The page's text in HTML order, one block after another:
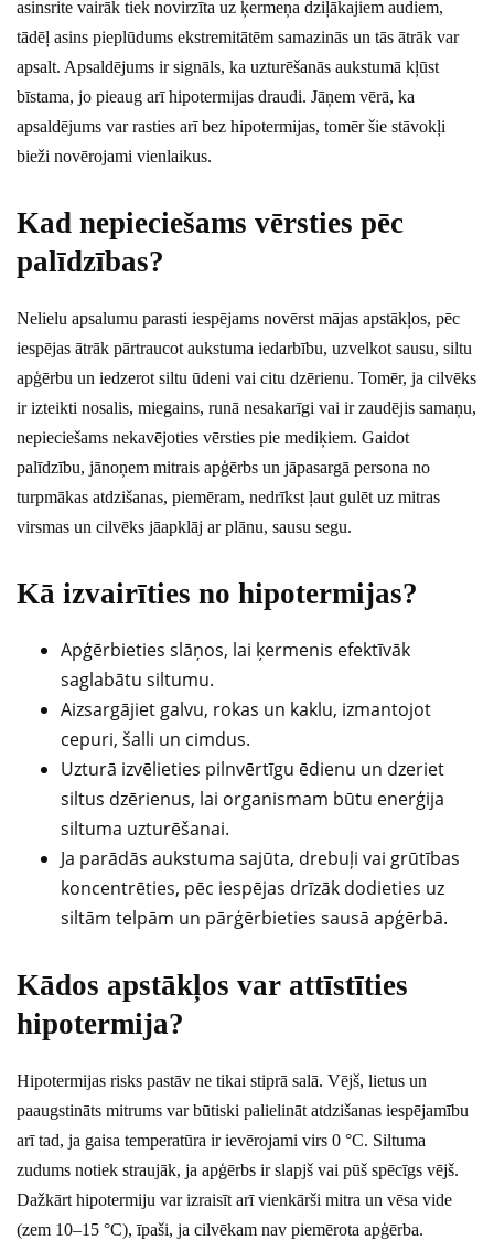
asinsrite vairāk tiek novirzīta uz ķermeņa dziļākajiem audiem,
tādēļ asins pieplūdums ekstremitātēm samazinās un tās ātrāk var
apsalt. Apsaldējums ir signāls, ka uzturēšanās aukstumā kļūst
bīstama, jo pieaug arī hipotermijas draudi. Jāņem vērā, ka
apsaldējums var rasties arī bez hipotermijas, tomēr šie stāvokļi
bieži novērojami vienlaikus.
Kad nepieciešams vērsties pēc
palīdzības?
Nelielu apsalumu parasti iespējams novērst mājas apstākļos, pēc
iespējas ātrāk pārtraucot aukstuma iedarbību, uzvelkot sausu, siltu
apģērbu un iedzerot siltu ūdeni vai citu dzērienu. Tomēr, ja cilvēks
ir izteikti nosalis, miegains, runā nesakarīgi vai ir zaudējis samaņu,
nepieciešams nekavējoties vērsties pie mediķiem. Gaidot
palīdzību, jānoņem mitrais apģērbs un jāpasargā persona no
turpmākas atdzišanas, piemēram, nedrīkst ļaut gulēt uz mitras
virsmas un cilvēks jāapklāj ar plānu, sausu segu.
Kā izvairīties no hipotermijas?
Apģērbieties slāņos, lai ķermenis efektīvāk
saglabātu siltumu.
Aizsargājiet galvu, rokas un kaklu, izmantojot
cepuri, šalli un cimdus.
Uzturā izvēlieties pilnvērtīgu ēdienu un dzeriet
siltus dzērienus, lai organismam būtu enerģija
siltuma uzturēšanai.
Ja parādās aukstuma sajūta, drebuļi vai grūtības
koncentrēties, pēc iespējas drīzāk dodieties uz
siltām telpām un pārģērbieties sausā apģērbā.
Kādos apstākļos var attīstīties
hipotermija?
Hipotermijas risks pastāv ne tikai stiprā salā. Vējš, lietus un
paaugstināts mitrums var būtiski palielināt atdzišanas iespējamību
arī tad, ja gaisa temperatūra ir ievērojami virs 0 °C. Siltuma
zudums notiek straujāk, ja apģērbs ir slapjš vai pūš spēcīgs vējš.
Dažkārt hipotermiju var izraisīt arī vienkārši mitra un vēsa vide
(zem 10–15 °C), īpaši, ja cilvēkam nav piemērota apģērba.